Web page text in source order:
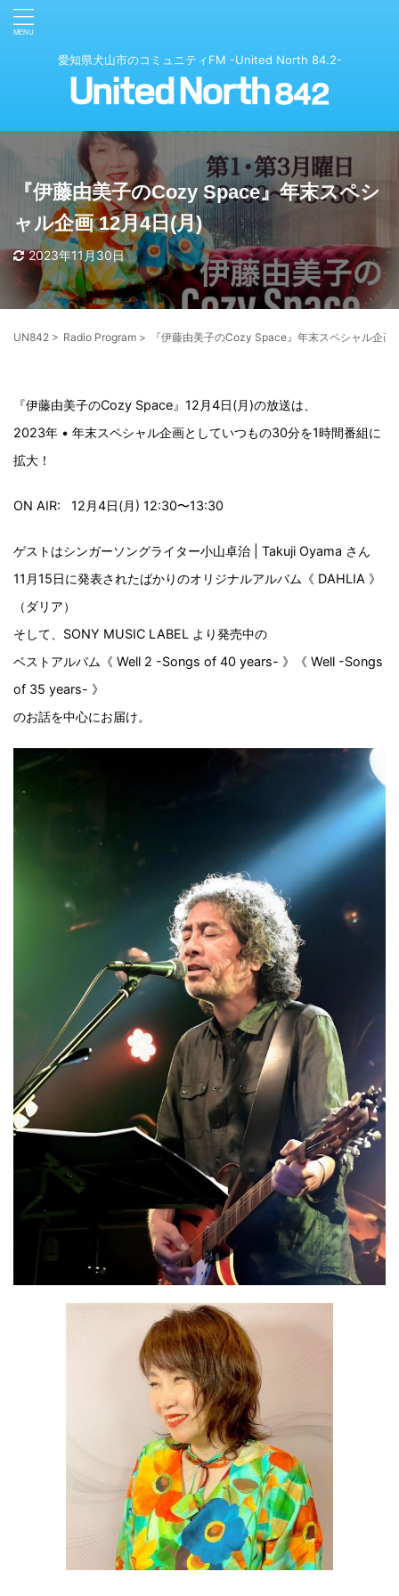
愛知県犬山市のコミュニティFM -United North 84.2-
『伊藤由美子のCozy Space』年末スペシ
ャル企画 12月4日(月)
2023年11月30日
UN842 > Radio Program > 『伊藤由美子のCozy Space』年末スペシャル企画
『伊藤由美子のCozy Space』12月4日(月)の放送は、
2023年 • 年末スペシャル企画としていつもの30分を1時間番組に
拡大！
ON AIR: 12月4日(月) 12:30〜13:30
ゲストはシンガーソングライター小山卓治 | Takuji Oyama さん
11月15日に発表されたばかりのオリジナルアルバム《 DAHLIA 》
（ダリア）
そして、SONY MUSIC LABEL より発売中の
ベストアルバム《 Well 2 -Songs of 40 years- 》《 Well -Songs
of 35 years- 》
のお話を中心にお届け。